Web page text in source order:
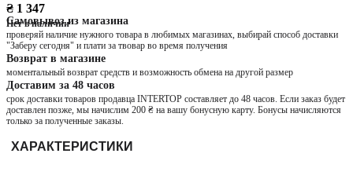
₴ 1 347
Нет в наличии
Самовывоз из магазина
проверяй наличие нужного товара в любимых магазинах, выбирай способ доставки
"Заберу сегодня" и плати за твовар во время получения
Возврат в магазине
моментальный возврат средств и возможность обмена на другой размер
Доставим за 48 часов
срок доставки товаров продавца INTERTOP составляет до 48 часов. Если заказ будет
доставлен позже, мы начислим 200 ₴ на вашу бонусную карту. Бонусы начисляются
только за полученные заказы.
ХАРАКТЕРИСТИКИ